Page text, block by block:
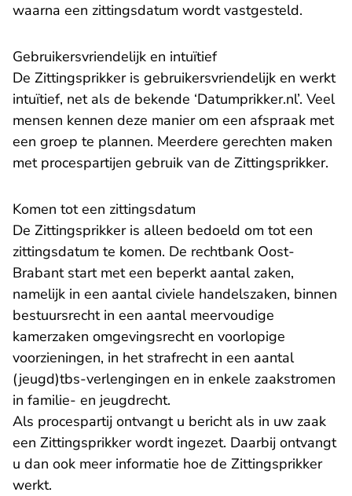
waarna een zittingsdatum wordt vastgesteld.
Gebruikersvriendelijk en intuïtief
De Zittingsprikker is gebruikersvriendelijk en werkt
intuïtief, net als de bekende ‘Datumprikker.nl’. Veel
mensen kennen deze manier om een afspraak met
een groep te plannen. Meerdere gerechten maken
met procespartijen gebruik van de Zittingsprikker.
Komen tot een zittingsdatum
De Zittingsprikker is alleen bedoeld om tot een
zittingsdatum te komen. De rechtbank Oost-
Brabant start met een beperkt aantal zaken,
namelijk in een aantal civiele handelszaken, binnen
bestuursrecht in een aantal meervoudige
kamerzaken omgevingsrecht en voorlopige
voorzieningen, in het strafrecht in een aantal
(jeugd)tbs-verlengingen en in enkele zaakstromen
in familie- en jeugdrecht.
Als procespartij ontvangt u bericht als in uw zaak
een Zittingsprikker wordt ingezet. Daarbij ontvangt
u dan ook meer informatie hoe de Zittingsprikker
werkt.